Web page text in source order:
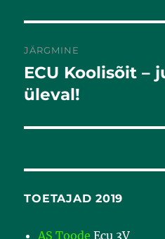
JÄRGMINE
Järgmine
postitus:
ECU Koolisõit –
üleval!
TOETAJAD 2019
AS Toode Ecu 3V